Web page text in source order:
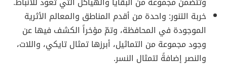
خربة التنور: واحدة من أقدم المناطق والمعالم الأثرية
الموجودة في المحافظة، وتمّ مؤخراً الكشف فيها عن
وجود مجموعة من التماثيل، أبرزها تمثال تايكي، واللات،
والنصر إضافةً لتمثال النسر.